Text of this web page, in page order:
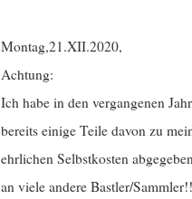
Montag,21.XII.2020,
Achtung:
Ich habe in den vergangenen
bereits einige Teile davon zu
ehrlichen Selbstkosten
an viele andere Bastler/